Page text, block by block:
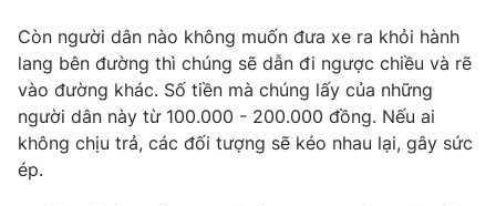
Tư vấn
Chuyên mục khác
Emagazine Podcast
Còn người dân nào không muốn đưa xe ra khỏi hành
lang bên đường thì chúng sẽ dẫn đi ngược chiều và rẽ
vào đường khác. Số tiền mà chúng lấy của những
người dân này từ 100.000 - 200.000 đồng. Nếu ai
không chịu trả, các đối tượng sẽ kéo nhau lại, gây sức
ép.